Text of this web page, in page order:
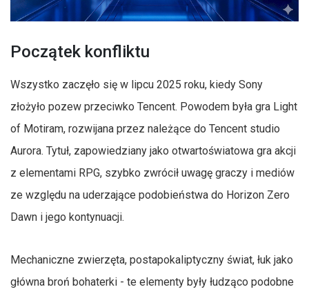
Początek konfliktu
Wszystko zaczęło się w lipcu 2025 roku, kiedy Sony
złożyło pozew przeciwko Tencent. Powodem była gra Light
of Motiram, rozwijana przez należące do Tencent studio
Aurora. Tytuł, zapowiedziany jako otwartoświatowa gra akcji
z elementami RPG, szybko zwrócił uwagę graczy i mediów
ze względu na uderzające podobieństwa do Horizon Zero
Dawn i jego kontynuacji.
Mechaniczne zwierzęta, postapokaliptyczny świat, łuk jako
główna broń bohaterki - te elementy były łudząco podobne